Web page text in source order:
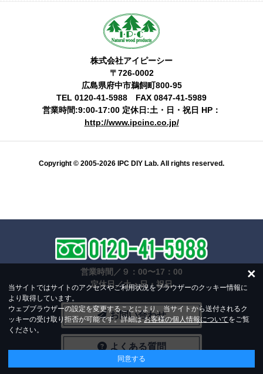
当サイトではサイトのアクセスやご利用状況をブラウザーのクッキー情報に
より取得しています。
ウェブブラウザーの設定を変更することにより、当サイトから送付されるク
ッキーの受け取り拒否が可能です。詳細はお客様の個人情報についてをご覧
ください。
同意する
×
株式会社アイピーシー
〒726-0002
広島県府中市鵜飼町800-95
TEL 0120-41-5988 FAX 0847-41-5989
営業時間:9:00-17:00 定休日:土・日・祝日 HP：
http://www.ipcinc.co.jp/
Copyright © 2005-2026 IPC DIY Lab. All rights reserved.
営業時間／９：00〜17：00
定休日／土・日・祝日
お問い合わせ
よくある質問